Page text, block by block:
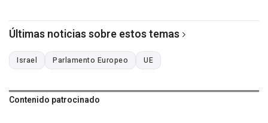
Últimas noticias sobre estos temas
Israel Parlamento Europeo UE
Contenido patrocinado